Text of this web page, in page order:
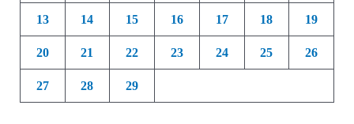
13 14 15 16 17 18 19
20 21 22 23 24 25 26
27 28 29